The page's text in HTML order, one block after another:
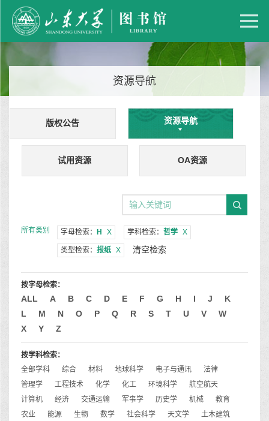
资源导航
版权公告 资源导航
试用资源 OA资源
所有类别 字母检索： H X 学科检索： 哲学 X
类型检索： 报纸 X 清空检索
按字母检索：
ALL A B C D E F G H I J
K
L
M N O P Q R S T U V
W
X
Y Z
按学科检索：
全部学科
综合 材料 地球科学 电子与通讯
法律
管理学
工程技术 化学 化工 环境科学
航空航天
计算机
经济 交通运输 军事学 历史学 机械
教育
农业
能源 生物 数学 社会科学 天文学
土木建筑